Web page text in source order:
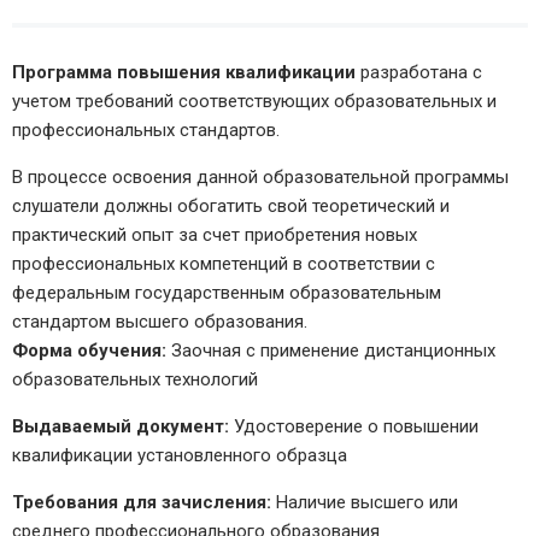
Программа повышения квалификации разработана с
учетом требований соответствующих образовательных и
профессиональных стандартов.
В процессе освоения данной образовательной программы
слушатели должны обогатить свой теоретический и
практический опыт за счет приобретения новых
профессиональных компетенций в соответствии с
федеральным государственным образовательным
стандартом высшего образования.
Форма обучения: Заочная с применение дистанционных
образовательных технологий
Выдаваемый документ: Удостоверение о повышении
квалификации установленного образца
Требования для зачисления: Наличие высшего или
среднего профессионального образования